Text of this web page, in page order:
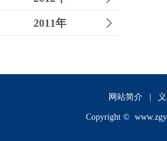
2011年
2009年
网站简介
Copyright ©